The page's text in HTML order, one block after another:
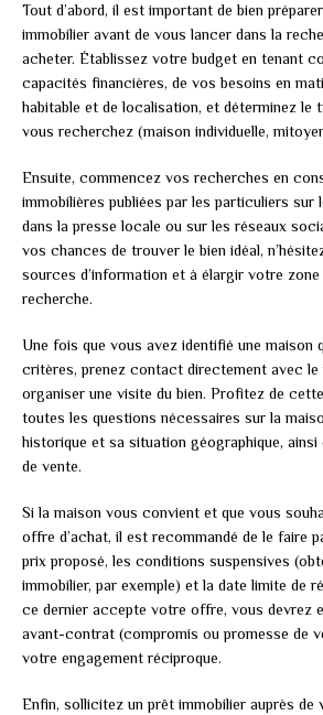
Tout d’abord, il est important de bien
immobilier avant de vous lancer dans la
acheter. Établissez votre budget en tenant
capacités financières, de vos besoins en
habitable et de localisation, et déterminez le
vous recherchez (maison individuelle,
Ensuite, commencez vos recherches en
immobilières publiées par les particuliers sur
dans la presse locale ou sur les réseaux
vos chances de trouver le bien idéal,
sources d’information et à élargir votre zone
recherche.
Une fois que vous avez identifié une maison
critères, prenez contact directement avec le
organiser une visite du bien. Profitez de
toutes les questions nécessaires sur la
historique et sa situation géographique, ainsi
de vente.
Si la maison vous convient et que vous
offre d’achat, il est recommandé de le faire
prix proposé, les conditions suspensives
immobilier, par exemple) et la date limite de
ce dernier accepte votre offre, vous devrez
avant-contrat (compromis ou promesse de
votre engagement réciproque.
Enfin, sollicitez un prêt immobilier auprès de